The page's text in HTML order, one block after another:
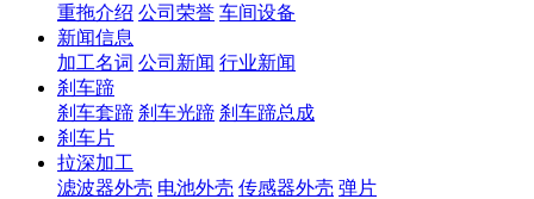
重拖介绍 公司荣誉 车间设备
新闻信息
加工名词 公司新闻 行业新闻
刹车蹄
刹车套蹄 刹车光蹄 刹车蹄总成
刹车片
拉深加工
滤波器外壳 电池外壳 传感器外壳 弹片